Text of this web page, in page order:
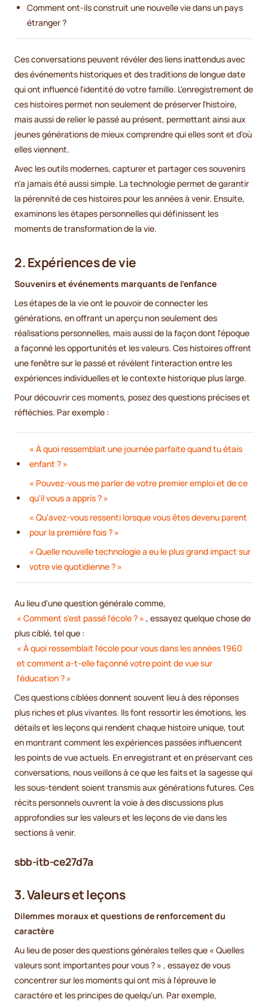
Comment ont-ils construit une nouvelle vie dans un pays
étranger ?
Ces conversations peuvent révéler des liens inattendus avec
des événements historiques et des traditions de longue date
qui ont influencé l'identité de votre famille. L'enregistrement de
ces histoires permet non seulement de préserver l'histoire,
mais aussi de relier le passé au présent, permettant ainsi aux
jeunes générations de mieux comprendre qui elles sont et d'où
elles viennent.
Avec les outils modernes, capturer et partager ces souvenirs
n'a jamais été aussi simple. La technologie permet de garantir
la pérennité de ces histoires pour les années à venir. Ensuite,
examinons les étapes personnelles qui définissent les
moments de transformation de la vie.
2. Expériences de vie
Souvenirs et événements marquants de l'enfance
Les étapes de la vie ont le pouvoir de connecter les
générations, en offrant un aperçu non seulement des
réalisations personnelles, mais aussi de la façon dont l'époque
a façonné les opportunités et les valeurs. Ces histoires offrent
une fenêtre sur le passé et révèlent l'interaction entre les
expériences individuelles et le contexte historique plus large.
Pour découvrir ces moments, posez des questions précises et
réfléchies. Par exemple :
« À quoi ressemblait une journée parfaite quand tu étais
enfant ? »
« Pouvez-vous me parler de votre premier emploi et de ce
qu'il vous a appris ? »
« Qu'avez-vous ressenti lorsque vous êtes devenu parent
pour la première fois ? »
« Quelle nouvelle technologie a eu le plus grand impact sur
votre vie quotidienne ? »
Au lieu d'une question générale comme,
« Comment s'est passé l'école ? » , essayez quelque chose de
plus ciblé, tel que :
« À quoi ressemblait l'école pour vous dans les années 1960
et comment a-t-elle façonné votre point de vue sur
l'éducation ? »
Ces questions ciblées donnent souvent lieu à des réponses
plus riches et plus vivantes. Ils font ressortir les émotions, les
détails et les leçons qui rendent chaque histoire unique, tout
en montrant comment les expériences passées influencent
les points de vue actuels. En enregistrant et en préservant ces
conversations, nous veillons à ce que les faits et la sagesse qui
les sous-tendent soient transmis aux générations futures. Ces
récits personnels ouvrent la voie à des discussions plus
approfondies sur les valeurs et les leçons de vie dans les
sections à venir.
sbb-itb-ce27d7a
3. Valeurs et leçons
Dilemmes moraux et questions de renforcement du
caractère
Au lieu de poser des questions générales telles que « Quelles
valeurs sont importantes pour vous ? » , essayez de vous
concentrer sur les moments qui ont mis à l'épreuve le
caractère et les principes de quelqu'un. Par exemple,